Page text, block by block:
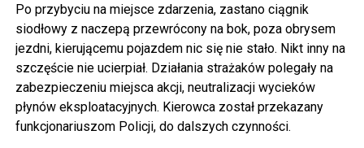
Po przybyciu na miejsce zdarzenia, zastano ciągnik
siodłowy z naczepą przewrócony na bok, poza obrysem
jezdni, kierującemu pojazdem nic się nie stało. Nikt inny na
szczęście nie ucierpiał. Działania strażaków polegały na
zabezpieczeniu miejsca akcji, neutralizacji wycieków
płynów eksploatacyjnych. Kierowca został przekazany
funkcjonariuszom Policji, do dalszych czynności.